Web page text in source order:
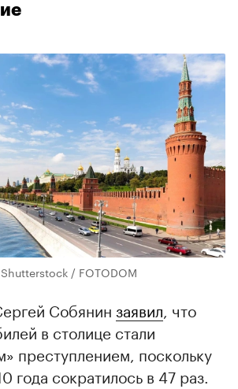
/ FOTODOM
Собянин заявил, что
в столице стали
преступлением, поскольку
года сократилось в 47 раз.